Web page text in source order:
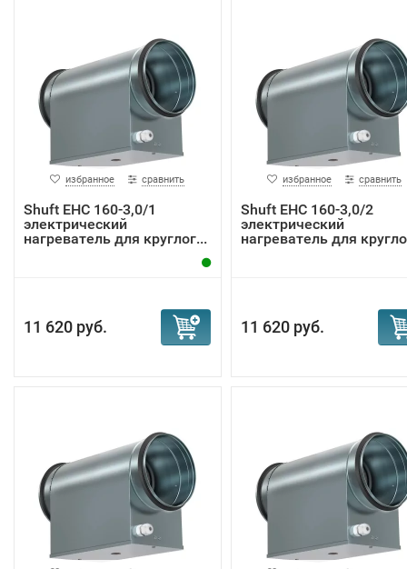
избранное сравнить
Shuft EHC 160-3,0/1
электрический
нагреватель для круглог...
11 620 руб.
избранное сравнить
Shuft EHC 160-3,0/2
электрический
нагреватель для
11 620 руб.